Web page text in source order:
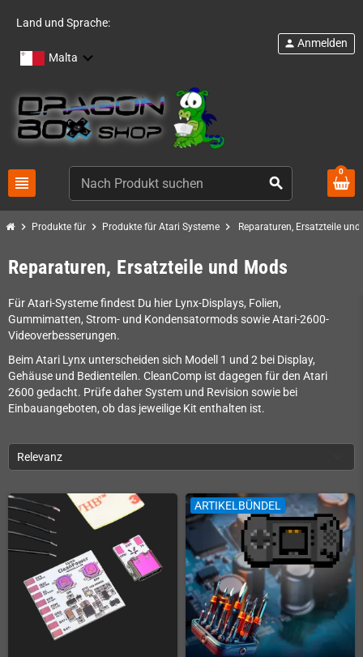
Land und Sprache:
Malta
view_headline search
person Anmelden
0
chevron_right Produkte für chevron_right Produkte für Atari Systeme chevron_right Reparaturen, Ersatzteile
Reparaturen, Ersatzteile und Mods
Für Atari-Systeme findest Du hier Lynx-Displays, Folien,
Gummimatten, Strom- und Kondensatormods sowie Atari-2600-
Videoverbesserungen.
Beim Atari Lynx unterscheiden sich Modell 1 und 2 bei Display,
Gehäuse und Bedienteilen. CleanComp ist dagegen für den Atari
2600 gedacht. Prüfe daher System und Revision sowie bei
Einbauangeboten, ob das jeweilige Kit enthalten ist.
Relevanz
ARTIKELBÜNDEL